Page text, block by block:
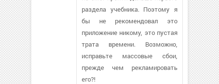
раздела учебника. Поэтому я
бы не рекомендовал это
приложение никому, это пустая
трата времени. Возможно,
исправьте массовые сбои,
прежде чем рекламировать
его?!